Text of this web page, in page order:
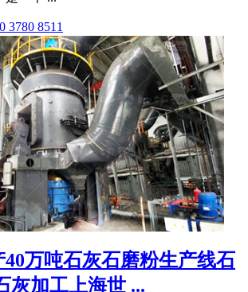
3780 8511
40万吨石灰石磨粉生产线石
灰加工上海世 ...